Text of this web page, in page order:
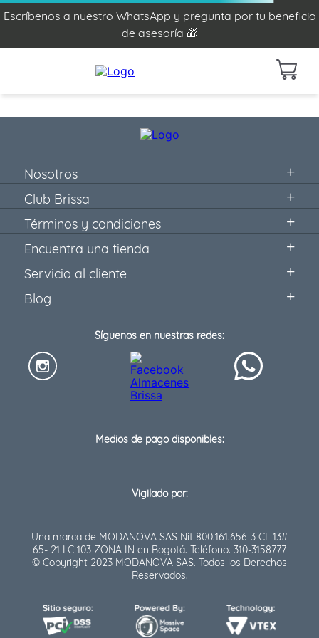
Escríbenos a nuestro WhatsApp y pregunta por tu beneficio
de asesoría 🎁
Nosotros
Club Brissa
Términos y condiciones
Encuentra una tienda
Servicio al cliente
Blog
Síguenos en nuestras redes:
Medios de pago disponibles:
Vigilado por:
Una marca de MODANOVA SAS Nit 800.161.656-3 CL 13#
65- 21 LC 103 ZONA IN en Bogotá. Teléfono: 310-3158777
© Copyright 2023 MODANOVA SAS. Todos los Derechos
Reservados.